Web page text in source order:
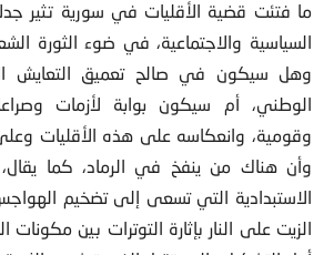
السياسية والاجتماعية، في ضوء الثورة
وهل سيكون في صالح تعميق التعايش
الوطني، أم سيكون بوابة لأزمات
وقومية، وانعكاسه على هذه الأقليات
وأن هناك من ينفخ في الرماد، كما
الاستبدادية التي تسعى إلى تضخيم
الزيت على النار بإثارة التوترات بين
أمل التشكيك بالمستقبل الذي تبشر به